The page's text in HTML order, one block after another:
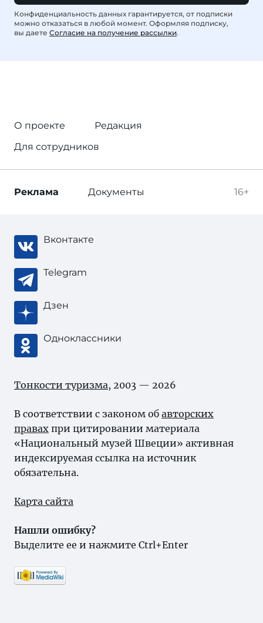
Конфиденциальность данных гарантируется, от подписки
можно отказаться в любой момент. Оформляя подписку,
вы даете Согласие на получение рассылки.
О проекте
Редакция
Для сотрудников
16+
Реклама Документы
Вконтакте
Telegram
Дзен
Одноклассники
Тонкости туризма, 2003 — 2026
В соответствии с законом об авторских
правах при цитировании материала
«Национальный музей Швеции» активная
индексируемая ссылка на источник
обязательна.
Карта сайта
Нашли ошибку?
Выделите ее и нажмите Ctrl+Enter